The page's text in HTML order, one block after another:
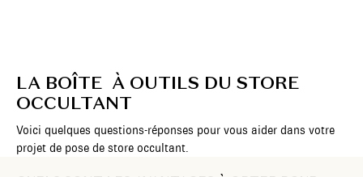
LA BOÎTE À OUTILS DU STORE
OCCULTANT
Voici quelques questions-réponses pour vous aider dans votre
projet de pose de store occultant.